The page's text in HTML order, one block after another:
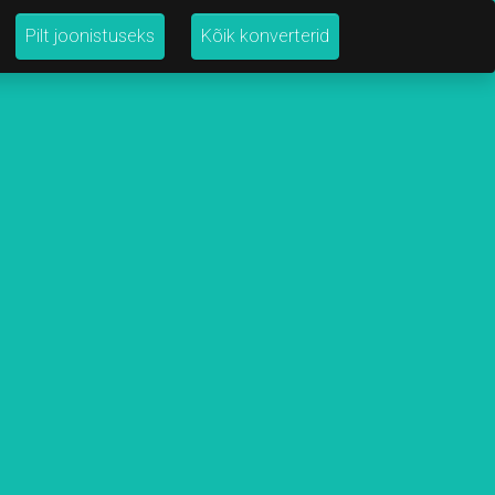
Pilt joonistuseks Kõik konverterid